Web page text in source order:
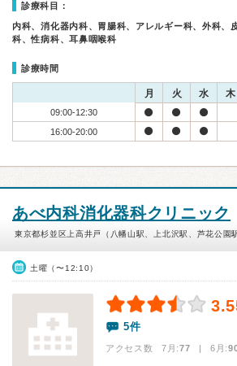
診療科目：
内科、消化器内科、胃腸科、アレルギー科、外科、
科、性病科、耳鼻咽喉科
診療時間
月 火 水 木
09:00-12:30
16:00-20:00
あべ内科消化器科クリニック
東京都杉並区上高井戸（八幡山駅、上北沢駅、芦花公園
土曜（〜12:10）
5件
アクセス数 7月:77 | 6月: